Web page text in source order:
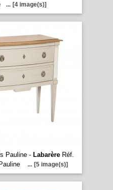
... [4 image(s)]
Pauline - LabarèreRéf.
... [5 image(s)]